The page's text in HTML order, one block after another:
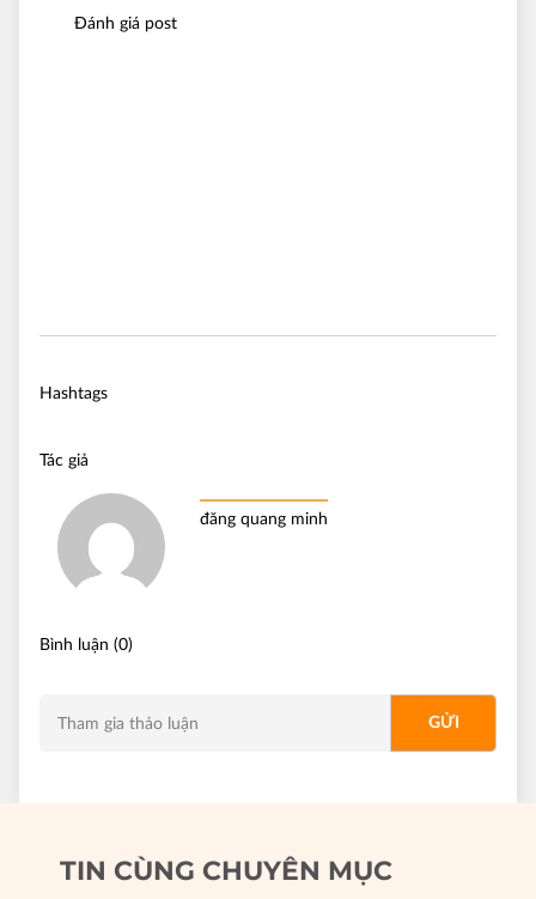
Đánh giá post
Hashtags
Tác giả
đăng quang minh
Bình luận (0)
TIN CÙNG CHUYÊN MỤC